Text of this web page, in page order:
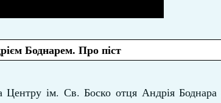
Боднарем. Про піст
ім. Св. Боско отця Андрія Боднара